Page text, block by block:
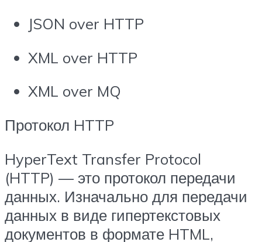
JSON over HTTP
XML over HTTP
XML over MQ
Протокол HTTP
HyperText Transfer Protocol
(HTTP) — это протокол передачи
данных. Изначально для передачи
данных в виде гипертекстовых
документов в формате HTML,